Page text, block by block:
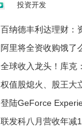
投资开发
百纳德丰利达理财：
阿里将全资收购饿了
全球收入龙头！库克
权值股熄火、股王
登陆GeForce
联发科八月营收年